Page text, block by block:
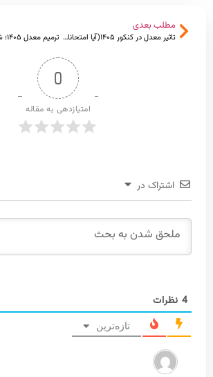
مطلب بعدی
تاثیر معدل در کنکور ۱۴۰۵(آیا امتحانات مستمر در کنکور تاثیر دارند؟)
0
امتیازدهی به مقاله
اشتراک در
4 نظرات
تازه‌ترین